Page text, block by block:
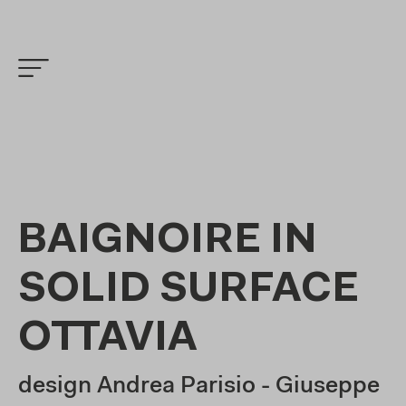
BAIGNOIRE IN
SOLID SURFACE
OTTAVIA
design Andrea Parisio - Giuseppe